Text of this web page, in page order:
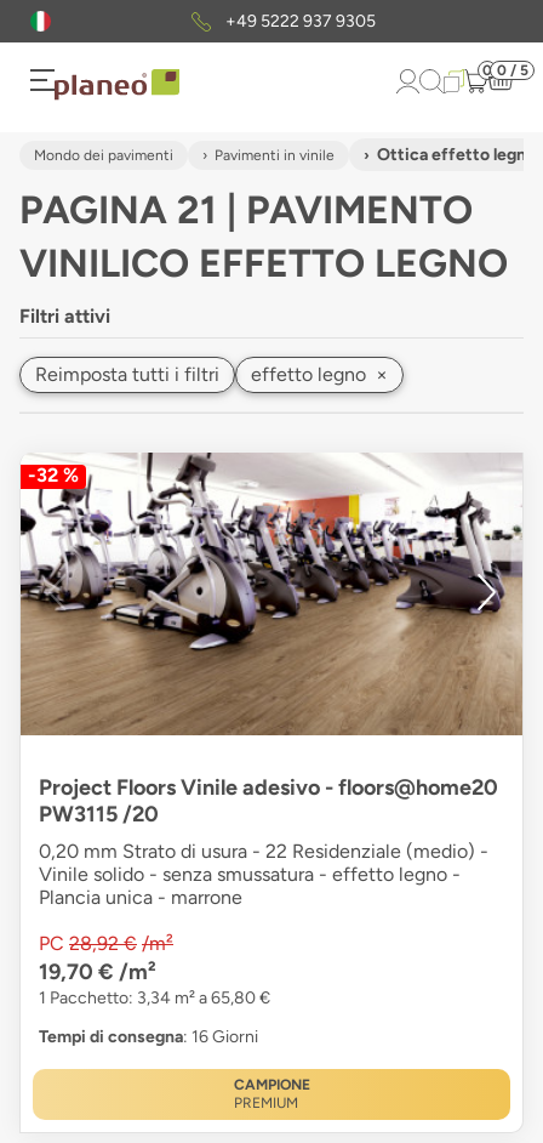
Pacchetto di campionigratuiti
0 0 / 5
Mondo dei pavimenti Pavimenti in vinile Ottica effetto legno
PAGINA 21 | PAVIMENTO
VINILICO EFFETTO LEGNO
Filtri attivi
Reimposta tutti i filtri effetto legno ×
-32 %
Project Floors Vinile adesivo - floors@home20
PW3115 /20
0,20 mm Strato di usura - 22 Residenziale (medio) -
Vinile solido - senza smussatura - effetto legno -
Plancia unica - marrone
PC 28,92 € /m²
19,70 € /m²
1 Pacchetto: 3,34 m² a 65,80 €
Tempi di consegna: 16 Giorni
CAMPIONE
PREMIUM